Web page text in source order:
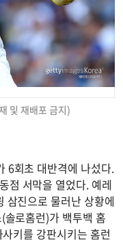
및 재배포 금지)
6회초 대반격에 나섰다.
점 서막을 열었다. 예레
삼진으로 물러난 상황에
로홈런)가 백투백 홈
키를 강판시키는 홈런